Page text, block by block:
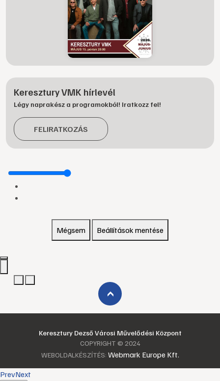
Keresztury VMK hírlevél
Légy naprakész a programokból! Iratkozz fel!
FELIRATKOZÁS
Mégsem Beállítások mentése
›
Keresztury Dezső Városi Művelődési Központ
COPYRIGHT © 2024
WEBOLDALKÉSZÍTÉS: Webmark Europe Kft.
PrevNext